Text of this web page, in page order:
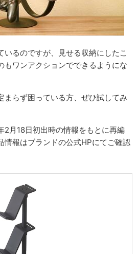
いるのですが、見せる収納にしたこ
もワンアクションでできるようにな
まらず困っている方、ぜひ試してみ
2月18日初出時の情報をもとに再編
情報はブランドの公式HPにてご確認